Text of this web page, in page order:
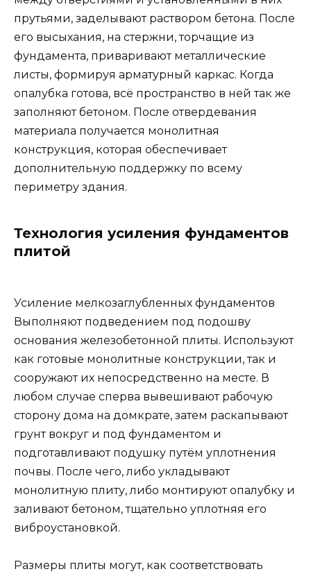
прутьями, заделывают раствором бетона. После
его высыхания, на стержни, торчащие из
фундамента, приваривают металлические
листы, формируя арматурный каркас. Когда
опалубка готова, всё пространство в ней так же
заполняют бетоном. После отвердевания
материала получается монолитная
конструкция, которая обеспечивает
дополнительную поддержку по всему
периметру здания.
Технология усиления фундаментов
плитой
Усиление мелкозаглубленных фундаментов
Выполняют подведением под подошву
основания железобетонной плиты. Используют
как готовые монолитные конструкции, так и
сооружают их непосредственно на месте. В
любом случае сперва вывешивают рабочую
сторону дома на домкрате, затем раскапывают
грунт вокруг и под фундаментом и
подготавливают подушку путём уплотнения
почвы. После чего, либо укладывают
монолитную плиту, либо монтируют опалубку и
заливают бетоном, тщательно уплотняя его
виброустановкой.
Размеры плиты могут, как соответствовать